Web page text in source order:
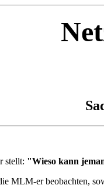
stellt: "Wieso kann
MLM-er beobachten,